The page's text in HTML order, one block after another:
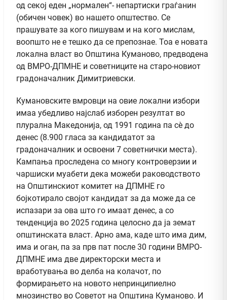
од секој еден „нормален“- непартиски граѓанин
(обичен човек) во нашето општество. Се
прашувате за кого пишувам и на кого мислам,
воопшто не е тешко да се препознае. Тоа е новата
локална власт во Општина Куманово, предводена
од ВМРО-ДПМНЕ и советниците на старо-новиот
градоначалник Димитриевски.
Кумановските вмровци на овие локални избори
имаа убедливо најслаб изборен резултат во
плурална Македонија, од 1991 година па сѐ до
денес (8.900 гласа за кандидатот за
градоначалник и освоени 7 советнички места).
Кампања проследена со многу контроверзии и
чаршиски муабети дека можеби раководството
на Општинскиот комитет на ДПМНЕ го
бојкотирало својот кандидат за да може да се
испазари за ова што го имаат денес, а со
тенденција во 2025 година целосно да ја земат
општинската власт. Арно ама, каде што има дим,
има и оган, па за прв пат после 30 години ВМРО-
ДПМНЕ има две директорски места и
вработувања во делба на колачот, по
формирањето на новото непринципиелно
мнозинство во Советот на Општина Куманово. И